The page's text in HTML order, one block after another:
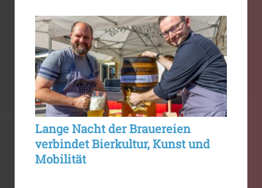
Lange Nacht der Brauereien
verbindet Bierkultur, Kunst und
Mobilität